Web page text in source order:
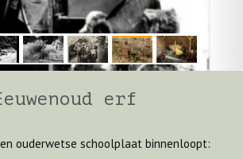
erf
ouderwetse schoolplaat binnenloopt: